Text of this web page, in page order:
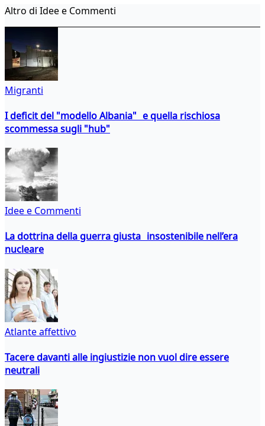
Altro di Idee e Commenti
Migranti
I deficit del "modello Albania" e quella rischiosa
scommessa sugli "hub"
Idee e Commenti
La dottrina della guerra giusta insostenibile nell’era
nucleare
Atlante affettivo
Tacere davanti alle ingiustizie non vuol dire essere
neutrali